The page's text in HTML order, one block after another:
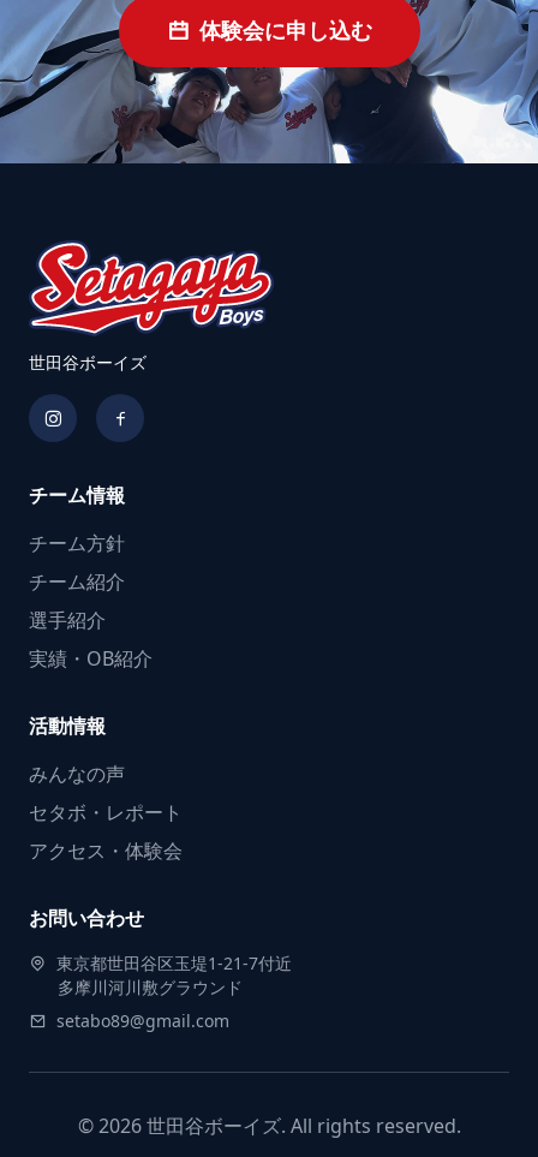
体験会に申し込む
世田谷ボーイズ
チーム情報
チーム方針
チーム紹介
選手紹介
実績・OB紹介
活動情報
みんなの声
セタボ・レポート
アクセス・体験会
お問い合わせ
東京都世田谷区玉堤1-21-7付近
多摩川河川敷グラウンド
setabo89@gmail.com
© 2026 世田谷ボーイズ. All rights reserved.